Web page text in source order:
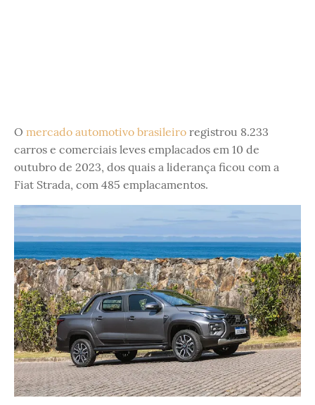
O mercado automotivo brasileiro registrou 8.233
carros e comerciais leves emplacados em 10 de
outubro de 2023, dos quais a liderança ficou com a
Fiat Strada, com 485 emplacamentos.